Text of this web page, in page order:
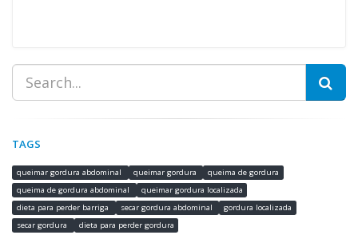
TAGS
queimar gordura abdominal queimar gordura
queima de gordura
queima de gordura abdominal
queimar gordura localizada
dieta para perder barriga
secar gordura abdominal
gordura localizada
secar gordura
dieta para perder gordura